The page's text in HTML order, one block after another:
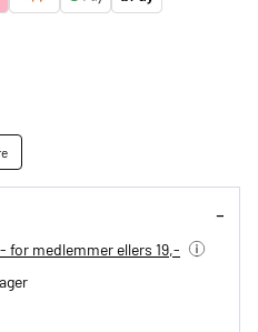
for medlemmer ellers 19,-